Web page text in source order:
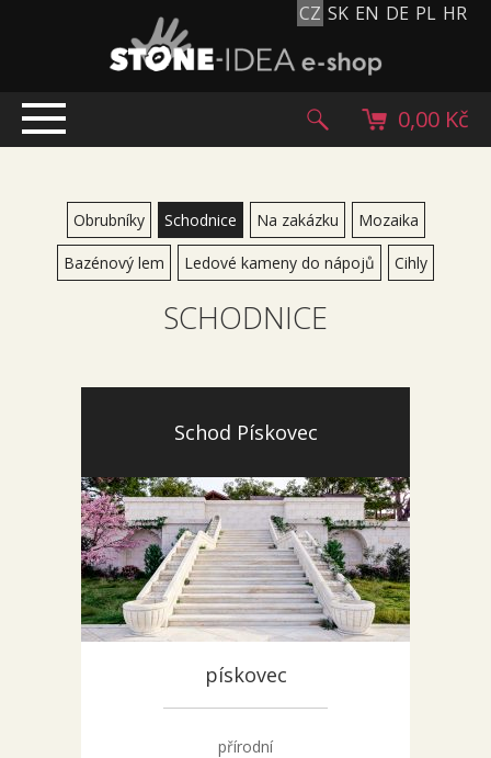
CZ SK EN DE PL HR
TOP NABÍDKA
PRODUKTY
Mlatové povrchy
Dlažební kostky
Lávové kameny
Kamenné dlažby a obklady
Oblázky, valouny a granulát
Pískovec
Solitéry
Kamenné bloky
Výrobky z kamene na zakázku
BERA GRAVEL FIX
0,00 Kč
Obrubníky Schodnice Na zakázku Mozaika
Bazénový lem Ledové kameny do nápojů Cihly
SCHODNICE
Schod Pískovec
pískovec
přírodní